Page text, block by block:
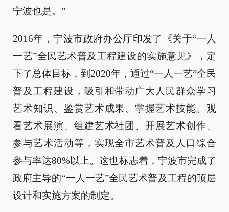
宁波也是。”
2016年，宁波市政府办公厅印发了《关于“一人
一艺”全民艺术普及工程建设的实施意见》，定
下了总体目标，到2020年，通过“一人一艺”全民
普及工程建设，吸引和带动广大人民群众学习
艺术知识、鉴赏艺术成果、掌握艺术技能、观
看艺术展演、组建艺术社团、开展艺术创作、
参与艺术活动等，实现全市艺术普及人口综合
参与率达80%以上。这也标志着，宁波市完成了
政府主导的“一人一艺”全民艺术普及工程的顶层
设计和实施方案的制定。